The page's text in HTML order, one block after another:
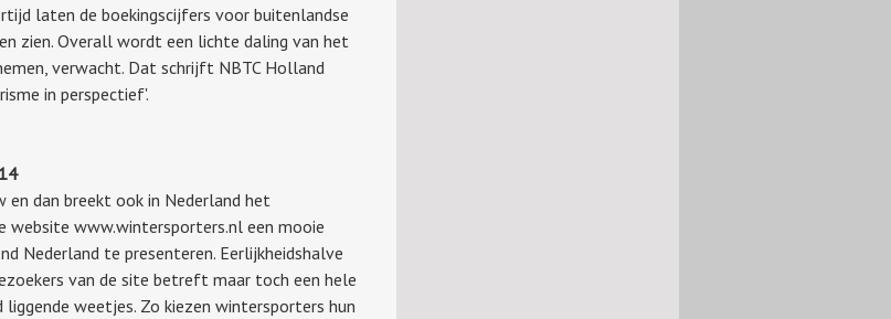
laten de boekingscijfers voor buitenlandse
zien. Overall wordt een lichte daling van het
verwacht. Dat schrijft NBTC Holland
in perspectief'.
en dan breekt ook in Nederland het
website www.wintersporters.nl een mooie
Nederland te presenteren. Eerlijkheidshalve
van de site betreft maar toch een hele
weetjes. Zo kiezen wintersporters hun